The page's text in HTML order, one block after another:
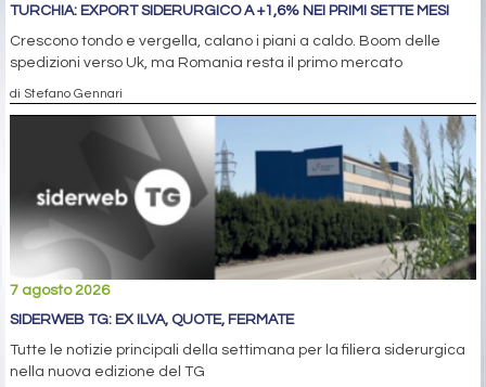
TURCHIA: EXPORT SIDERURGICO A +1,6% NEI PRIMI SETTE MESI
Crescono tondo e vergella, calano i piani a caldo. Boom delle
spedizioni verso Uk, ma Romania resta il primo mercato
di Stefano Gennari
7 agosto 2026
SIDERWEB TG: EX ILVA, QUOTE, FERMATE
Tutte le notizie principali della settimana per la filiera siderurgica
nella nuova edizione del TG